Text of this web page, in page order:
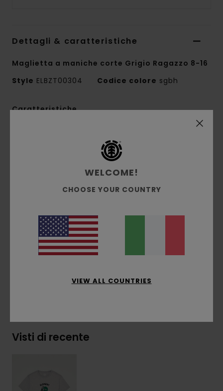
Dettagli & caratteristiche
Maglietta a maniche corte Grigio Ragazzo 8-16
Style ELBZT00304 Codice colore sgbh
Caratteristiche
vestibilità Regular
Stampa all'acqua
laterale
Composizione[Tessuto principale] 100% cotone
biologico
Visti di recente
WELCOME!
CHOOSE YOUR COUNTRY
VIEW ALL COUNTRIES